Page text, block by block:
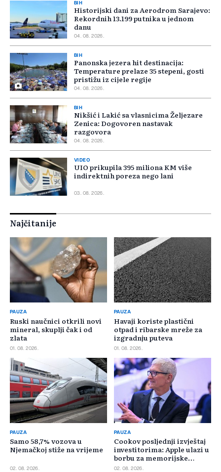
BIH
Historijski dani za Aerodrom Sarajevo:
Rekordnih 13.199 putnika u jednom
danu
04. 08. 2026.
BIH
Panonska jezera hit destinacija:
Temperature prelaze 35 stepeni, gosti
pristižu iz cijele regije
04. 08. 2026.
BIH
Nikšić i Lakić sa vlasnicima Željezare
Zenica: Dogovoren nastavak
razgovora
04. 08. 2026.
VIDEO
UIO prikupila 395 miliona KM više
indirektnih poreza nego lani
03. 08. 2026.
Najčitanije
PAUZA
Ruski naučnici otkrili novi
mineral, skuplji čak i od
zlata
01. 08. 2026.
PAUZA
Havaji koriste plastični
otpad i ribarske mreže za
izgradnju puteva
01. 08. 2026.
PAUZA
Samo 58,7% vozova u
Njemačkoj stiže na vrijeme
02. 08. 2026.
PAUZA
Cookov posljednji izvještaj
investitorima: Apple ulazi u
borbu za memorijske
čipove
02. 08. 2026.